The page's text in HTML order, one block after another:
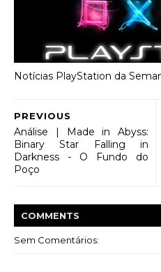
Notícias PlayStation da
PREVIOUS
Análise | Made in Abyss:
Binary Star Falling in
Darkness - O Fundo do
Poço
COMMENTS
Sem Comentários: